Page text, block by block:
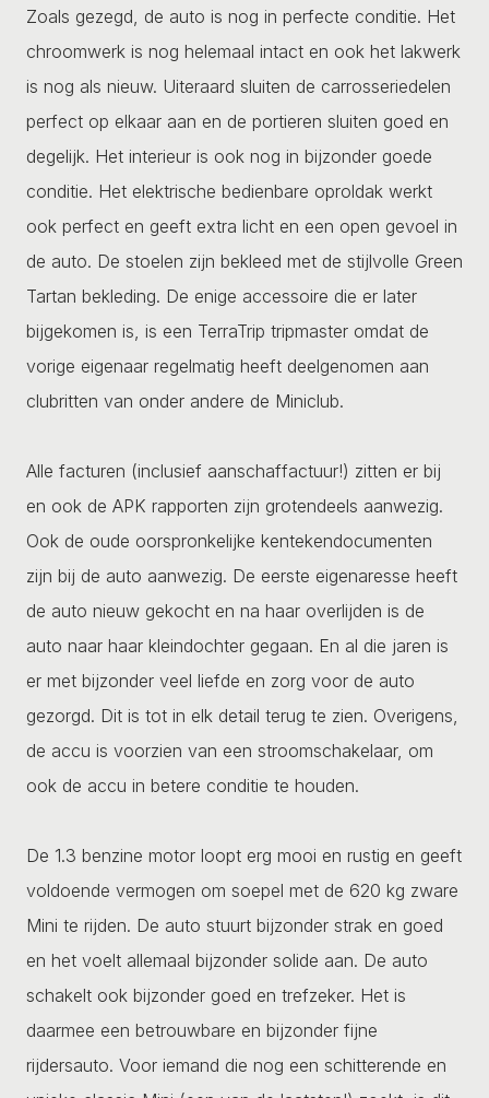
Zoals gezegd, de auto is nog in perfecte conditie. Het
chroomwerk is nog helemaal intact en ook het lakwerk
is nog als nieuw. Uiteraard sluiten de carrosseriedelen
perfect op elkaar aan en de portieren sluiten goed en
degelijk. Het interieur is ook nog in bijzonder goede
conditie. Het elektrische bedienbare oproldak werkt
ook perfect en geeft extra licht en een open gevoel in
de auto. De stoelen zijn bekleed met de stijlvolle Green
Tartan bekleding. De enige accessoire die er later
bijgekomen is, is een TerraTrip tripmaster omdat de
vorige eigenaar regelmatig heeft deelgenomen aan
clubritten van onder andere de Miniclub.
Alle facturen (inclusief aanschaffactuur!) zitten er bij
en ook de APK rapporten zijn grotendeels aanwezig.
Ook de oude oorspronkelijke kentekendocumenten
zijn bij de auto aanwezig. De eerste eigenaresse heeft
de auto nieuw gekocht en na haar overlijden is de
auto naar haar kleindochter gegaan. En al die jaren is
er met bijzonder veel liefde en zorg voor de auto
gezorgd. Dit is tot in elk detail terug te zien. Overigens,
de accu is voorzien van een stroomschakelaar, om
ook de accu in betere conditie te houden.
De 1.3 benzine motor loopt erg mooi en rustig en geeft
voldoende vermogen om soepel met de 620 kg zware
Mini te rijden. De auto stuurt bijzonder strak en goed
en het voelt allemaal bijzonder solide aan. De auto
schakelt ook bijzonder goed en trefzeker. Het is
daarmee een betrouwbare en bijzonder fijne
rijdersauto. Voor iemand die nog een schitterende en